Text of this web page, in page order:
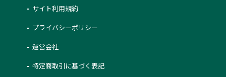
サイト利用規約
プライバシーポリシー
運営会社
特定商取引に基づく表記